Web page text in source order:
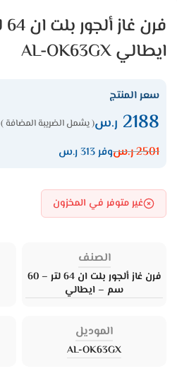
ايطالي AL-OK63GX
سعر المنتج
2188 ر.س( يشمل الضريبة المضافة )
2501ر.سوفر 313 ر.س
غير متوفر في المخزون
الصنف
فرن غاز ألجور بلت ان 64 لتر – 60
سم – ايطالي
الموديل
AL-OK63GX